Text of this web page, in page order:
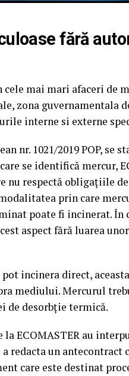
fără
cele mai mari afaceri de
zona guvernamentala
interne si externe
nr. 1021/2019 POP, se
se identifică mercur,
nu respectă obligațiile
prin care
poate fi incinerat. În
aspect fără luarea
incinera direct,
mediului. Mercurul
de desorbție termică.
la ECOMASTER au
redacta un antecontract
care este destinat